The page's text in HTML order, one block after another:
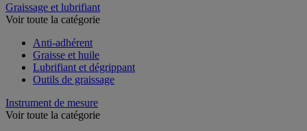
Graissage et lubrifiant
Voir toute la catégorie
Anti-adhérent
Graisse et huile
Lubrifiant et dégrippant
Outils de graissage
Instrument de mesure
Voir toute la catégorie